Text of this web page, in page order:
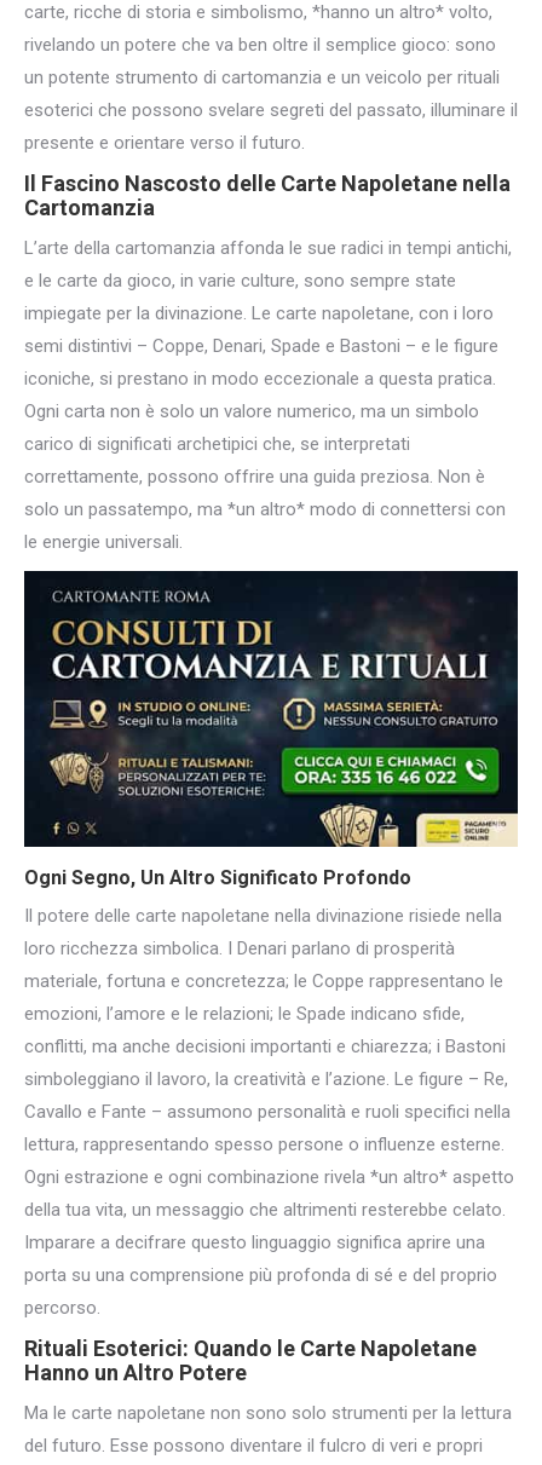
carte, ricche di storia e simbolismo, *hanno un altro* volto,
rivelando un potere che va ben oltre il semplice gioco: sono
un potente strumento di cartomanzia e un veicolo per rituali
esoterici che possono svelare segreti del passato, illuminare il
presente e orientare verso il futuro.
Il Fascino Nascosto delle Carte Napoletane nella
Cartomanzia
L’arte della cartomanzia affonda le sue radici in tempi antichi,
e le carte da gioco, in varie culture, sono sempre state
impiegate per la divinazione. Le carte napoletane, con i loro
semi distintivi – Coppe, Denari, Spade e Bastoni – e le figure
iconiche, si prestano in modo eccezionale a questa pratica.
Ogni carta non è solo un valore numerico, ma un simbolo
carico di significati archetipici che, se interpretati
correttamente, possono offrire una guida preziosa. Non è
solo un passatempo, ma *un altro* modo di connettersi con
le energie universali.
Ogni Segno, Un Altro Significato Profondo
Il potere delle carte napoletane nella divinazione risiede nella
loro ricchezza simbolica. I Denari parlano di prosperità
materiale, fortuna e concretezza; le Coppe rappresentano le
emozioni, l’amore e le relazioni; le Spade indicano sfide,
conflitti, ma anche decisioni importanti e chiarezza; i Bastoni
simboleggiano il lavoro, la creatività e l’azione. Le figure – Re,
Cavallo e Fante – assumono personalità e ruoli specifici nella
lettura, rappresentando spesso persone o influenze esterne.
Ogni estrazione e ogni combinazione rivela *un altro* aspetto
della tua vita, un messaggio che altrimenti resterebbe celato.
Imparare a decifrare questo linguaggio significa aprire una
porta su una comprensione più profonda di sé e del proprio
percorso.
Rituali Esoterici: Quando le Carte Napoletane
Hanno un Altro Potere
Ma le carte napoletane non sono solo strumenti per la lettura
del futuro. Esse possono diventare il fulcro di veri e propri